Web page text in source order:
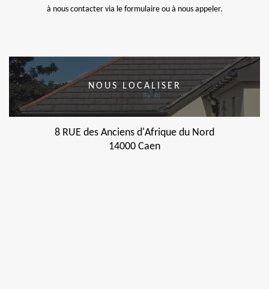
à nous contacter via le formulaire ou à nous appeler.
NOUS LOCALISER
8 RUE des Anciens d'Afrique du Nord
14000 Caen